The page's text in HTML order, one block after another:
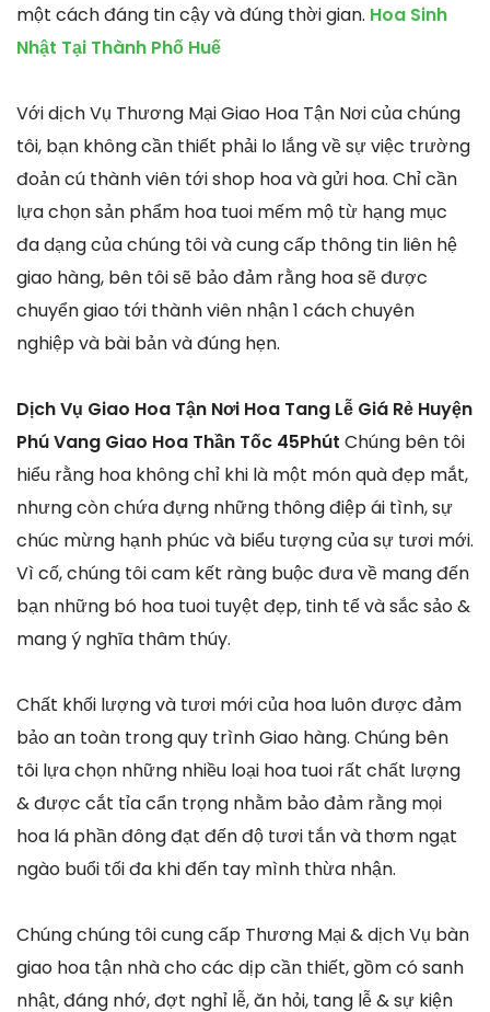
một cách đáng tin cậy và đúng thời gian. Hoa Sinh
Nhật Tại Thành Phố Huế
Với dịch Vụ Thương Mại Giao Hoa Tận Nơi của chúng
tôi, bạn không cần thiết phải lo lắng về sự việc trường
đoản cú thành viên tới shop hoa và gửi hoa. Chỉ cần
lựa chọn sản phẩm hoa tuoi mếm mộ từ hạng mục
đa dạng của chúng tôi và cung cấp thông tin liên hệ
giao hàng, bên tôi sẽ bảo đảm rằng hoa sẽ được
chuyển giao tới thành viên nhận 1 cách chuyên
nghiệp và bài bản và đúng hẹn.
Dịch Vụ Giao Hoa Tận Nơi Hoa Tang Lễ Giá Rẻ Huyện
Phú Vang Giao Hoa Thần Tốc 45Phút Chúng bên tôi
hiểu rằng hoa không chỉ khi là một món quà đẹp mắt,
nhưng còn chứa đựng những thông điệp ái tình, sự
chúc mừng hạnh phúc và biểu tượng của sự tươi mới.
Vì cố, chúng tôi cam kết ràng buộc đưa về mang đến
bạn những bó hoa tuoi tuyệt đẹp, tinh tế và sắc sảo &
mang ý nghĩa thâm thúy.
Chất khối lượng và tươi mới của hoa luôn được đảm
bảo an toàn trong quy trình Giao hàng. Chúng bên
tôi lựa chọn những nhiều loại hoa tuoi rất chất lượng
& được cắt tỉa cẩn trọng nhằm bảo đảm rằng mọi
hoa lá phần đông đạt đến độ tươi tắn và thơm ngạt
ngào buổi tối đa khi đến tay mình thừa nhận.
Chúng chúng tôi cung cấp Thương Mại & dịch Vụ bàn
giao hoa tận nhà cho các dịp cần thiết, gồm có sanh
nhật, đáng nhớ, đợt nghỉ lễ, ăn hỏi, tang lễ & sự kiện